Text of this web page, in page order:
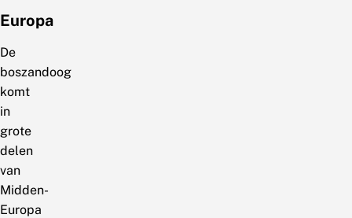
Europa
De
boszandoog
komt
in
grote
delen
van
Midden-
Europa